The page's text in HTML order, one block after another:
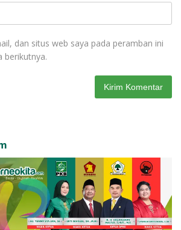
dan situs web saya pada peramban ini
berikutnya.